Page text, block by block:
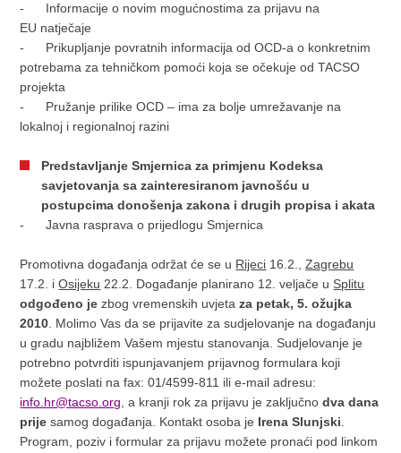
- Informacije o novim mogućnostima za prijavu na
EU natječaje
- Prikupljanje povratnih informacija od OCD-a o konkretnim
potrebama za tehničkom pomoći koja se očekuje od TACSO
projekta
- Pružanje prilike OCD – ima za bolje umrežavanje na
lokalnoj i regionalnoj razini
Predstavljanje Smjernica za primjenu Kodeksa
savjetovanja sa zainteresiranom javnošću u
postupcima donošenja zakona i drugih propisa i akata
- Javna rasprava o prijedlogu Smjernica
Promotivna događanja održat će se u Rijeci 16.2.,Zagrebu
17.2. iOsijeku 22.2. Događanje planirano 12. veljače u Splitu
odgođeno jezbog vremenskih uvjetaza petak, 5. ožujka
2010 . Molimo Vas da se prijavite za sudjelovanje na događanju
u gradu najbližem Vašem mjestu stanovanja. Sudjelovanje je
potrebno potvrditi ispunjavanjem prijavnog formulara koji
možete poslati na fax: 01/4599-811 ili e-mail adresu:
info.hr@tacso.org , a kranji rok za prijavu je zaključnodva dana
prijesamog događanja. Kontakt osoba je Irena Slunjski
Program, poziv i formular za prijavu možete pronaći pod linkom